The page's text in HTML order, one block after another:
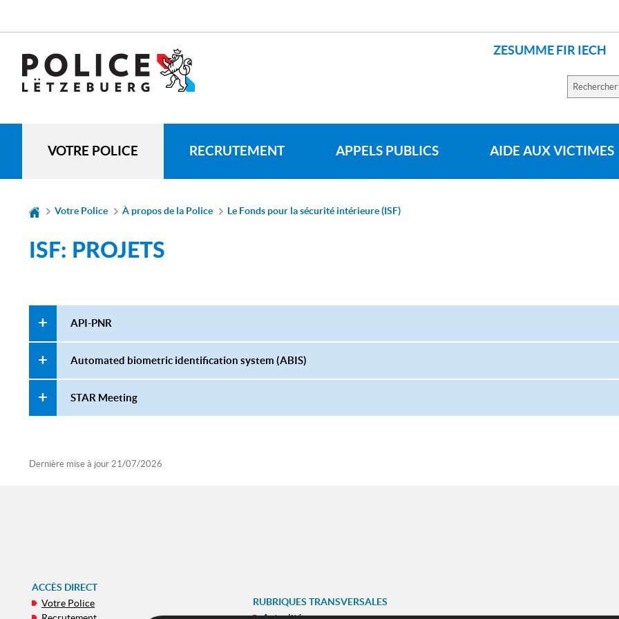
navigation
ZESUMME FIR IECH
DE
LANGUE
VOTRE POLICE RECRUTEMENT APPELS PUBLICS AIDE AUX VICTIMES
sur
site
Votre Police À propos de la Police Le Fonds pour la sécurité intérieure (ISF)
ISF: PROJETS
API-PNR
Automated biometric identification system (ABIS)
STAR Meeting
Dernière mise à jour 21/07/2026
ACCÈS DIRECT
Votre Police
RUBRIQUES TRANSVERSALES